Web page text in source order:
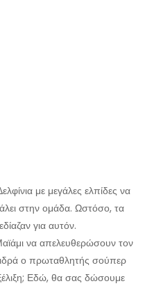
με μεγάλες ελπίδες να
στην ομάδα. Ωστόσο, τα
για αυτόν.
να απελευθερώσουν τον
ο πρωταθλητής σούπερ
Εδώ, θα σας δώσουμε